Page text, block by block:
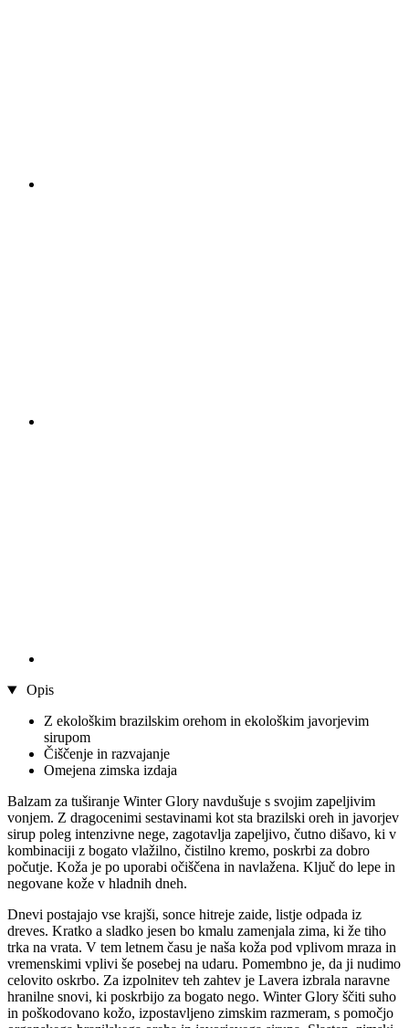
Opis
Z ekološkim brazilskim orehom in ekološkim javorjevim
sirupom
Čiščenje in razvajanje
Omejena zimska izdaja
Balzam za tuširanje Winter Glory navdušuje s svojim zapeljivim
vonjem. Z dragocenimi sestavinami kot sta brazilski oreh in javorjev
sirup poleg intenzivne nege, zagotavlja zapeljivo, čutno dišavo, ki v
kombinaciji z bogato vlažilno, čistilno kremo, poskrbi za dobro
počutje. Koža je po uporabi očiščena in navlažena. Ključ do lepe in
negovane kože v hladnih dneh.
Dnevi postajajo vse krajši, sonce hitreje zaide, listje odpada iz
dreves. Kratko a sladko jesen bo kmalu zamenjala zima, ki že tiho
trka na vrata. V tem letnem času je naša koža pod vplivom mraza in
vremenskimi vplivi še posebej na udaru. Pomembno je, da ji nudimo
celovito oskrbo. Za izpolnitev teh zahtev je Lavera izbrala naravne
hranilne snovi, ki poskrbijo za bogato nego. Winter Glory ščiti suho
in poškodovano kožo, izpostavljeno zimskim razmeram, s pomočjo